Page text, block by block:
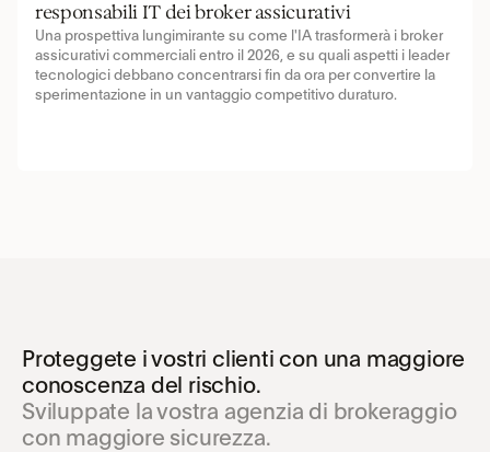
responsabili IT dei broker assicurativi
Una prospettiva lungimirante su come l'IA trasformerà i broker
assicurativi commerciali entro il 2026, e su quali aspetti i leader
tecnologici debbano concentrarsi fin da ora per convertire la
sperimentazione in un vantaggio competitivo duraturo.
Proteggete i vostri clienti con una maggiore
conoscenza del rischio.
Sviluppate la vostra agenzia di brokeraggio
con maggiore sicurezza.